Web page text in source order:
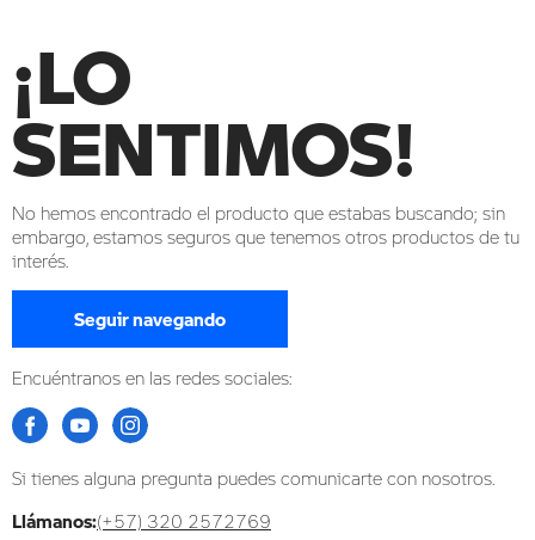
¡LO
SENTIMOS!
No hemos encontrado el producto que estabas buscando; sin
embargo, estamos seguros que tenemos otros productos de tu
interés.
Seguir navegando
Encuéntranos en las redes sociales:
Si tienes alguna pregunta puedes comunicarte con nosotros.
Llámanos:(+57) 320 2572769